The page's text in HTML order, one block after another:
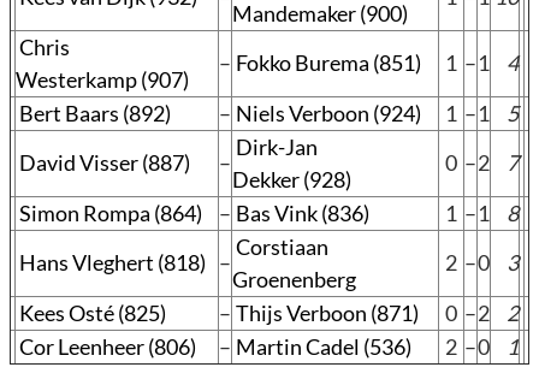
Mandemaker (900)
Chris
Westerkamp (907)
– Fokko Burema (851) 1 –1
4
Bert Baars (892)
– Niels Verboon (924) 1 –1
5
David Visser (887)
–
Dirk-Jan
Dekker (928)
0 –2
7
Simon Rompa (864)
– Bas Vink (836) 1 –1
8
Hans Vleghert (818) –
Corstiaan
Groenenberg
2 –0
3
Kees Osté (825)
– Thijs Verboon (871) 0 –2
2
Cor Leenheer (806)
– Martin Cadel (536) 2 –0 1